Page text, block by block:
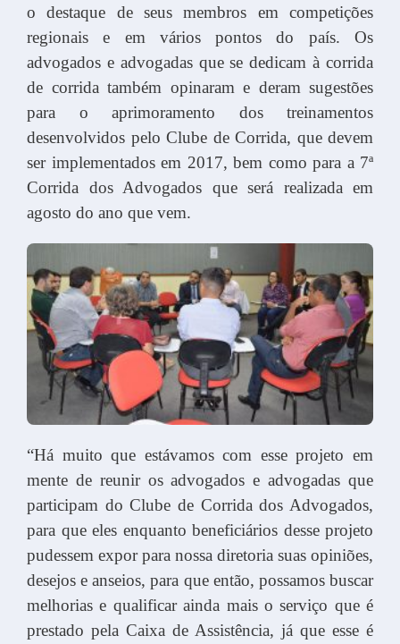
o destaque de seus membros em competições
regionais e em vários pontos do país. Os
advogados e advogadas que se dedicam à corrida
de corrida também opinaram e deram sugestões
para o aprimoramento dos treinamentos
desenvolvidos pelo Clube de Corrida, que devem
ser implementados em 2017, bem como para a 7ª
Corrida dos Advogados que será realizada em
agosto do ano que vem.
“Há muito que estávamos com esse projeto em
mente de reunir os advogados e advogadas que
participam do Clube de Corrida dos Advogados,
para que eles enquanto beneficiários desse projeto
pudessem expor para nossa diretoria suas opiniões,
desejos e anseios, para que então, possamos buscar
melhorias e qualificar ainda mais o serviço que é
prestado pela Caixa de Assistência, já que esse é